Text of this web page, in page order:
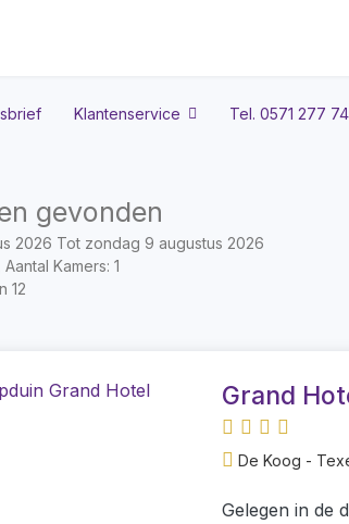
Klantenservice Tel. 0571 277
gevonden
2026 Tot zondag 9 augustus 2026
Kamers: 1
12
Grand
De Koog -
Gelegen in de